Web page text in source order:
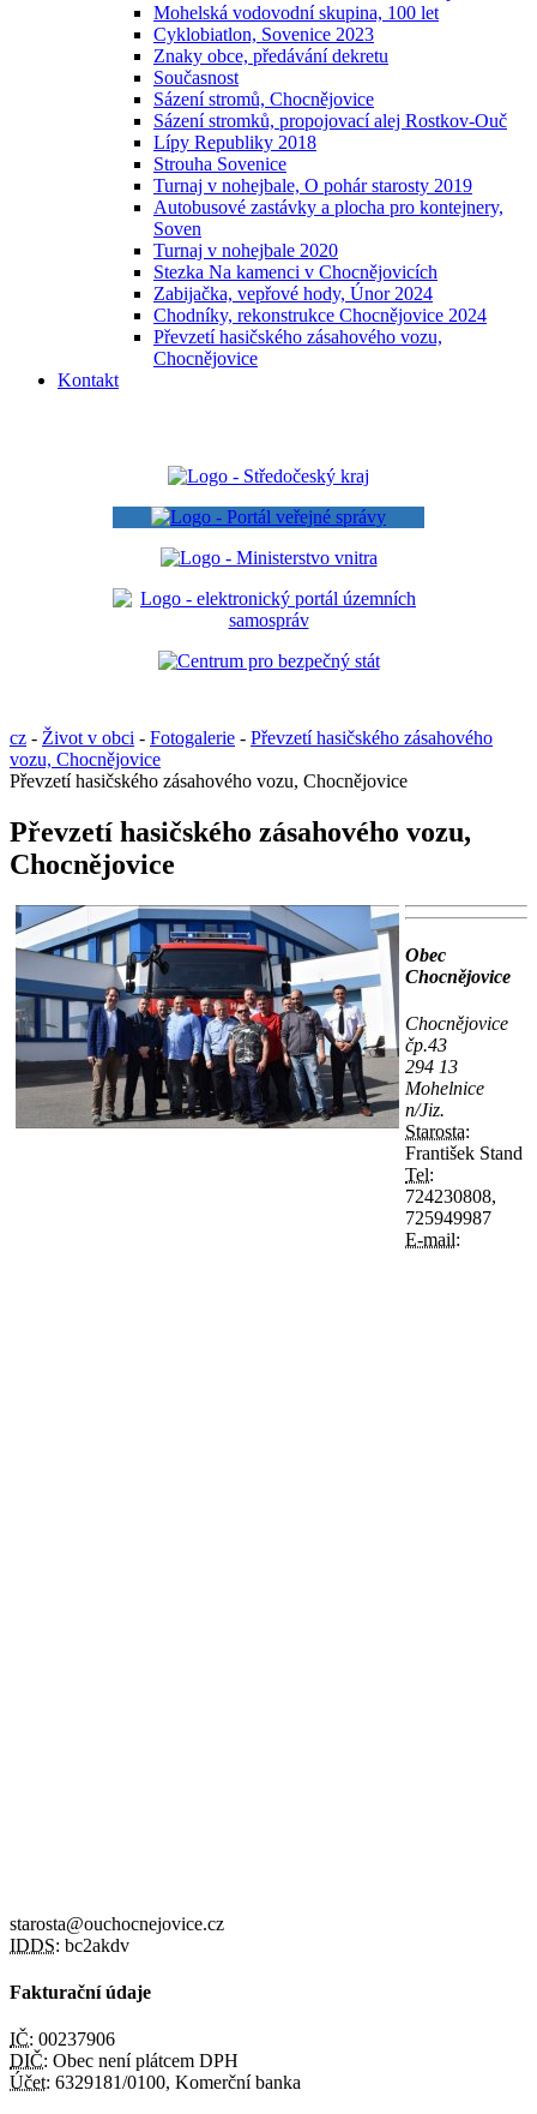
Mohelská vodovodní skupina, 100 let
Cyklobiatlon, Sovenice 2023
Znaky obce, předávání dekretu
Současnost
Sázení stromů, Chocnějovice
Sázení stromků, propojovací alej Rostkov-Ouč
Lípy Republiky 2018
Strouha Sovenice
Turnaj v nohejbale, O pohár starosty 2019
Autobusové zastávky a plocha pro kontejnery,
Soven
Turnaj v nohejbale 2020
Stezka Na kamenci v Chocnějovicích
Zabijačka, vepřové hody, Únor 2024
Chodníky, rekonstrukce Chocnějovice 2024
Převzetí hasičského zásahového vozu,
Chocnějovice
Kontakt
cz - Život v obci - Fotogalerie - Převzetí hasičského zásahového
vozu, Chocnějovice
Převzetí hasičského zásahového vozu, Chocnějovice
Převzetí hasičského zásahového vozu,
Chocnějovice
Obec
Chocnějovice
Chocnějovice
čp.43
294 13
Mohelnice
n/Jiz.
Starosta:
František Stand
Tel:
724230808,
725949987
E-mail:
starosta@ouchocnejovice.cz
IDDS: bc2akdv
Fakturační údaje
IČ: 00237906
DIČ: Obec není plátcem DPH
Účet: 6329181/0100, Komerční banka